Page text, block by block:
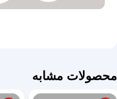
محصولات مشابه